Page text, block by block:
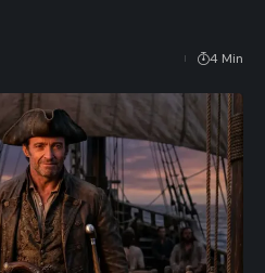
4 Min